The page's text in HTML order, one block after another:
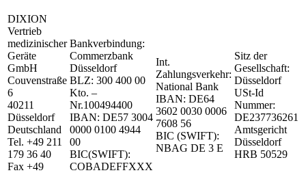
DIXION
Vertrieb
medizinischer
Geräte
GmbH
Couvenstraße
6
40211
Düsseldorf
Deutschland
Tel. +49 211
179 36 40
Fax +49
Bankverbindung:
Commerzbank
Düsseldorf
BLZ: 300 400 00
Kto. –
Nr.100494400
IBAN: DE57 3004
0000 0100 4944
00
BIC(SWIFT):
COBADEFFXXX
Int.
Zahlungsverkehr:
National Bank
IBAN: DE64
3602 0030 0006
7608 56
BIC (SWIFT):
NBAG DE 3 E
Sitz der
Gesellschaft:
Düsseldorf
USt-Id
Nummer:
DE237736261
Amtsgericht
Düsseldorf
HRB 50529